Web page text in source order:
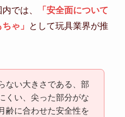
では、
「安全面について
ゃ」
として玩具業界が推
ない大きさである、部
くい、尖った部分がな
齢に合わせた安全性を